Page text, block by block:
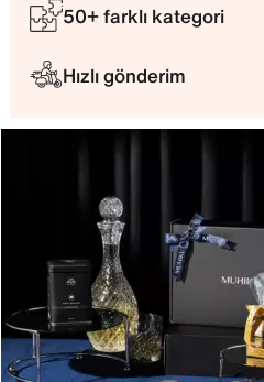
50+ farklı kategori
Hızlı gönderim